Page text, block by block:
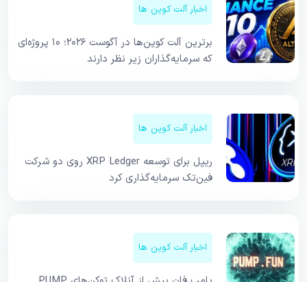
اخبار آلت کوین ها
برترین آلت کوین‌ها در آگوست ۲۰۲۶؛ ۱۰ پروژه‌ای
که سرمایه‌گذاران زیر نظر دارند
اخبار آلت کوین ها
ریپل برای توسعه XRP Ledger روی دو شرکت
فین‌تک سرمایه‌گذاری کرد
اخبار آلت کوین ها